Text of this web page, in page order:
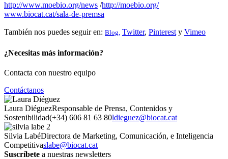
http://www.moebio.org/news /http://moebio.org/
www.biocat.cat/sala-de-premsa
También nos puedes seguir en: Blog, Twitter, Pinteresty Vimeo
¿Necesitas más información?
Contacta con nuestro equipo
Contáctanos
Laura DiéguezResponsable de Prensa, Contenidos y
Sostenibilidad(+34) 606 81 63 80ldieguez@biocat.cat
Silvia LabéDirectora de Marketing, Comunicación, e Inteligencia
Competitivaslabe@biocat.cat
Suscríbete a nuestras newsletters